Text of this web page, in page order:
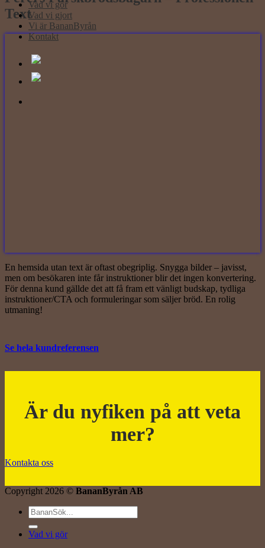
Vad vi gör
Vad vi gjort
Vi är BananByrån
Kontakt
Text
En hemsida utan text är oftast obegriplig. Snygga bilder – javisst,
men om besökaren inte får instruktioner blir det ingen konvertering.
För denna kund gällde det att få fram ett vänligt budskap, tydliga
instruktioner/CTA och formuleringar som säljer bröd. En rolig
utmaning!
Se hela kundreferensen
Är du nyfiken på att veta
mer?
Kontakta oss
Copyright 2026 © BananByrån AB
Vad vi gör